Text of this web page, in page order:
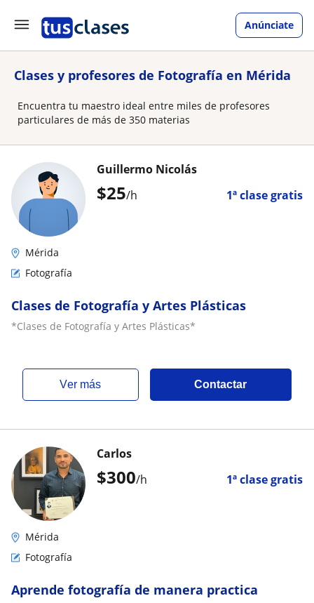
Anúnciate
Clases y profesores de Fotografía en Mérida
Encuentra tu maestro ideal entre miles de profesores
particulares de más de 350 materias
$25/h 1ª clase gratis
Guillermo Nicolás
Mérida
Fotografía
Clases de Fotografía y Artes Plásticas
*Clases de Fotografía y Artes Plásticas*
ver más Contactar
$300/h 1ª clase gratis
Carlos
Mérida
Fotografía
Aprende fotografía de manera practica